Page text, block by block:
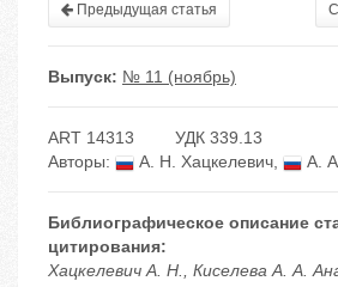
Предыдущая статья
Выпуск: № 11 (ноябрь)
ART 14313
УДК 339.13
Авторы:
А. Н. Хацкелевич, А.
Библиографическое описание
цитирования:
Хацкелевич А. Н., Киселева А. А.